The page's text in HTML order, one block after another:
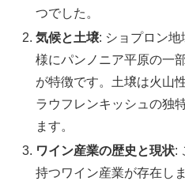
つでした。
気候と土壌: ショプロン
様にパンノニア平原の一
が特徴です。土壌は火山
ラウフレンキッシュの独
ます。
ワイン産業の歴史と現状:
持つワイン産業が存在し